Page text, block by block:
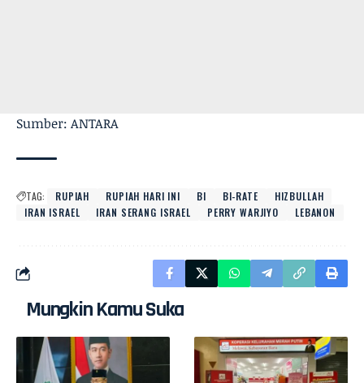
Sumber: ANTARA
TAG: RUPIAH RUPIAH HARI INI BI BI-RATE
HIZBULLAH
IRAN ISRAEL
IRAN SERANG ISRAEL PERRY WARJIYO LEBANON
Mungkin Kamu Suka